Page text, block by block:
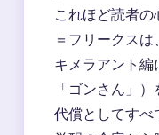
これほど読者
＝フリークスは
キメラアント
「ゴンさん」）
代償としてすべ